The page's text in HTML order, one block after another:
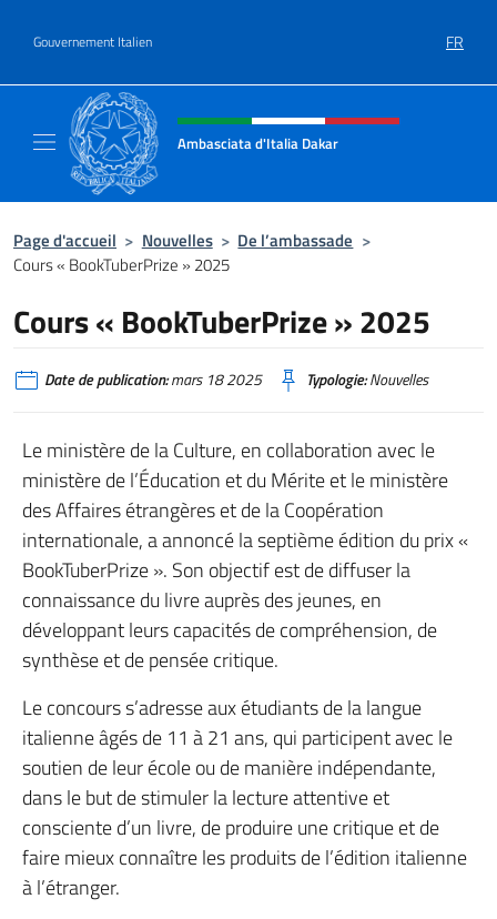
Gouvernement Italien FR
Site Web, social et en-tête de
Ambasciata d'Italia Dakar
Page d'accueil > Nouvelles > De l’ambassade >
Cours « BookTuberPrize » 2025
Cours « BookTuberPrize » 2025
Date de publication:mars 18 2025 Typologie:Nouvelles
Le ministère de la Culture, en collaboration avec le
ministère de l’Éducation et du Mérite et le ministère
des Affaires étrangères et de la Coopération
internationale, a annoncé la septième édition du prix «
BookTuberPrize ». Son objectif est de diffuser la
connaissance du livre auprès des jeunes, en
développant leurs capacités de compréhension, de
synthèse et de pensée critique.
Le concours s’adresse aux étudiants de la langue
italienne âgés de 11 à 21 ans, qui participent avec le
soutien de leur école ou de manière indépendante,
dans le but de stimuler la lecture attentive et
consciente d’un livre, de produire une critique et de
faire mieux connaître les produits de l’édition italienne
à l’étranger.